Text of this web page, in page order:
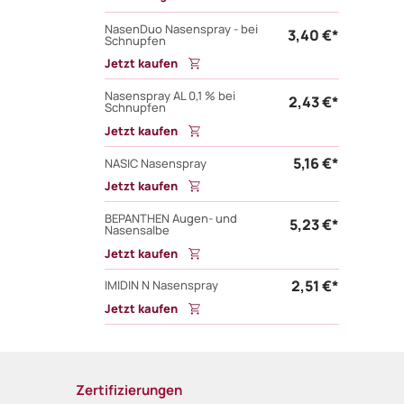
NasenDuo Nasenspray - bei
Schnupfen 3,40 €*
Jetzt kaufen
Nasenspray AL 0,1 % bei
Schnupfen 2,43 €*
Jetzt kaufen
NASIC Nasenspray
5,16 €*
Jetzt kaufen
BEPANTHEN Augen- und
Nasensalbe 5,23 €*
Jetzt kaufen
IMIDIN N Nasenspray
2,51 €*
Jetzt kaufen
Zertifizierungen